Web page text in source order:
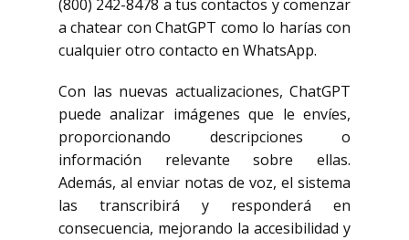
(800) 242-8478 a tus contactos y comenzar
a chatear con ChatGPT como lo harías con
cualquier otro contacto en WhatsApp.
Con las nuevas actualizaciones, ChatGPT
puede analizar imágenes que le envíes,
proporcionando descripciones o
información relevante sobre ellas.
Además, al enviar notas de voz, el sistema
las transcribirá y responderá en
consecuencia, mejorando la accesibilidad y